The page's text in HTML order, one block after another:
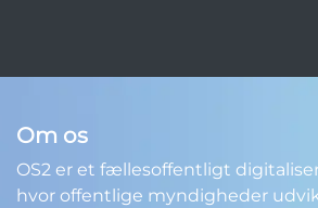
Om os
OS2 er et fællesoffentligt
hvor offentlige myndigheder